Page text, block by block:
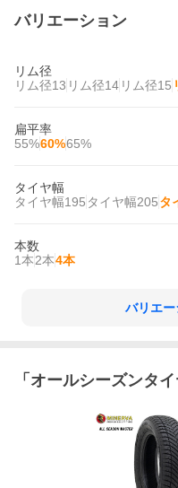
バリエーション
リム径
リム径13 リム径14 リム径15
扁平率
55%60%65%
タイヤ幅
タイヤ幅195 タイヤ幅205タ
本数
1本2本4本
バリエ
「 オールシーズンタ